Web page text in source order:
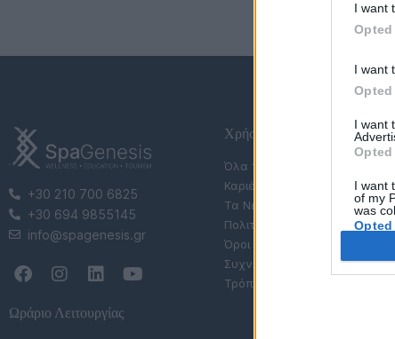
I want
Opted
I want
Opted
I want
Opted
I want
of my
was
+30 210 700 6825
+30 694 9855145
info@spagenesis.gr
Ωράριο Λειτουργίας
Χρήσιμες Σελίδες
Όλα τα Σεμινάρια
Καριέρα
Τα Νέα μας
Πολιτική Απορρήτου
Όροι Χρήσης Eshop
Συχνές Ερωτήσεις (FAQs)
Τρόποι Πληρωμής &